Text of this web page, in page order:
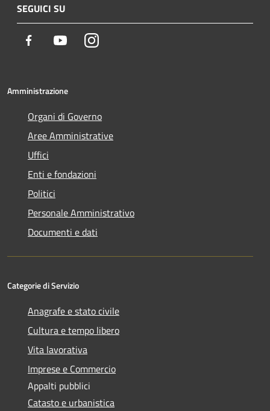
SEGUICI SU
Facebook YoutubeInstagram
Amministrazione
Organi di Governo
Aree Amministrative
Uffici
Enti e fondazioni
Politici
Personale Amministrativo
Documenti e dati
Categorie di Servizio
Anagrafe e stato civile
Cultura e tempo libero
Vita lavorativa
Imprese e Commercio
Appalti pubblici
Catasto e urbanistica